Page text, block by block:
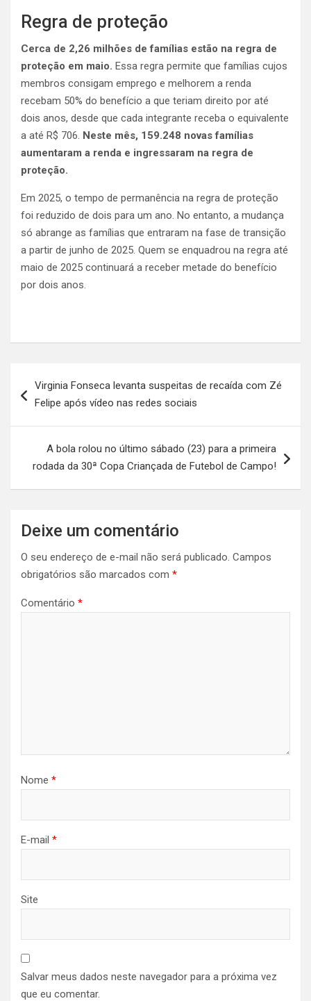
Regra de proteção
Cerca de 2,26 milhões de famílias estão na regra de
proteção em maio. Essa regra permite que famílias cujos
membros consigam emprego e melhorem a renda
recebam 50% do benefício a que teriam direito por até
dois anos, desde que cada integrante receba o equivalente
a até R$ 706. Neste mês, 159.248 novas famílias
aumentaram a renda e ingressaram na regra de
proteção.
Em 2025, o tempo de permanência na regra de proteção
foi reduzido de dois para um ano. No entanto, a mudança
só abrange as famílias que entraram na fase de transição
a partir de junho de 2025. Quem se enquadrou na regra até
maio de 2025 continuará a receber metade do benefício
por dois anos.
de
Virginia Fonseca levanta suspeitas de recaída com Zé
Felipe após vídeo nas redes sociais
A bola rolou no último sábado (23) para a primeira
rodada da 30ª Copa Criançada de Futebol de Campo!
Deixe um comentário
O seu endereço de e-mail não será publicado. Campos
obrigatórios são marcados com *
Comentário *
Nome *
E-mail *
Site
Salvar meus dados neste navegador para a próxima vez
que eu comentar.